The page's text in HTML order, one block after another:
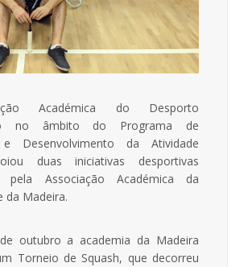
Académica do Desporto
no âmbito do Programa de
Desenvolvimento da Atividade
duas iniciativas desportivas
pela Associação Académica da
da Madeira.
outubro a academia da Madeira
Torneio de Squash, que decorreu